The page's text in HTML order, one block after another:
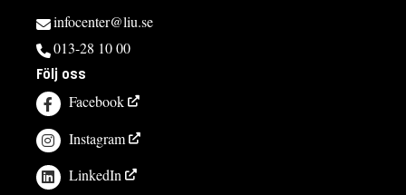
infocenter@liu.se
013-28 10 00
Följ oss
Facebook
Instagram
LinkedIn